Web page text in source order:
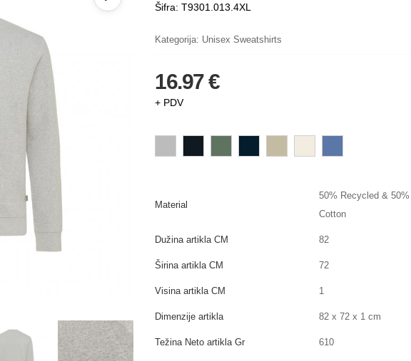
Šifra: T9301.013.4XL
Kategorija: Unisex Sweatshirts
16.97 €
+ PDV
Material
50% Recycled & 50%
Cotton
Dužina artikla CM 82
Širina artikla CM 72
Visina artikla CM 1
Dimenzije artikla 82 x 72 x 1 cm
Težina Neto artikla Gr 610